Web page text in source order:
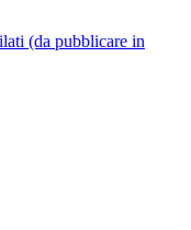
(da pubblicare in